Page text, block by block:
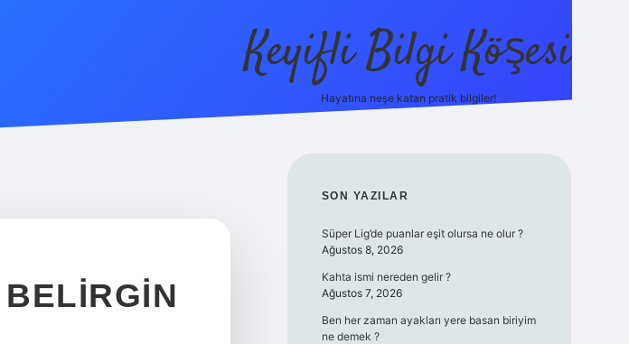
Keyifli Bilgi Köşesi
Hayatına neşe katan pratik bilgiler!
SIDEBAR
SON YAZILAR
Süper Lig’de puanlar eşit olursa ne olur ?
Ağustos 8, 2026
Kahta ismi nereden gelir ?
Ağustos 7, 2026
Ben her zaman ayakları yere basan biriyim
ne demek ?